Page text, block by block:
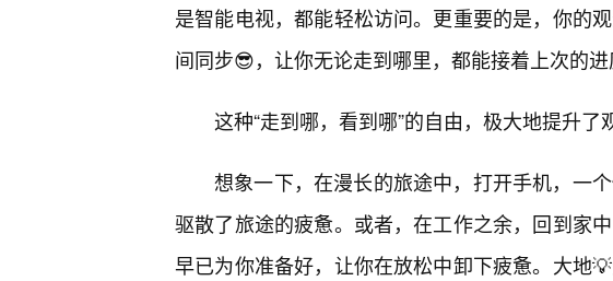
是智能电视，都能轻松访问。更重要的是，你的
间同步😎，让你无论走到哪里，都能接着上次的进
这种“走到哪，看到哪”的自由，极大地提升了
想象一下，在漫长的旅途中，打开手机，一
驱散了旅途的疲惫。或者，在工作之余，回到家
早已为你准备好，让你在放松中卸下疲惫。大地